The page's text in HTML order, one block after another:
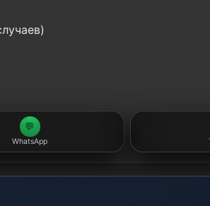
💬
WhatsApp